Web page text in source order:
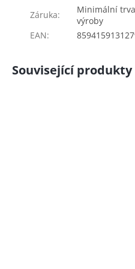
Záruka:
Minimální
výroby
EAN:
Související produkty